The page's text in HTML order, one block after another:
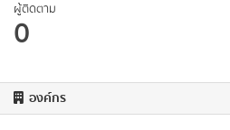
ผู้ติดตาม
0
องค์กร